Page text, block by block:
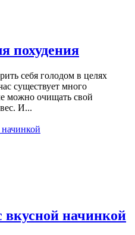
похудения
себя голодом в целях
существует много
можно очищать свой
И...
вкусной начинкой